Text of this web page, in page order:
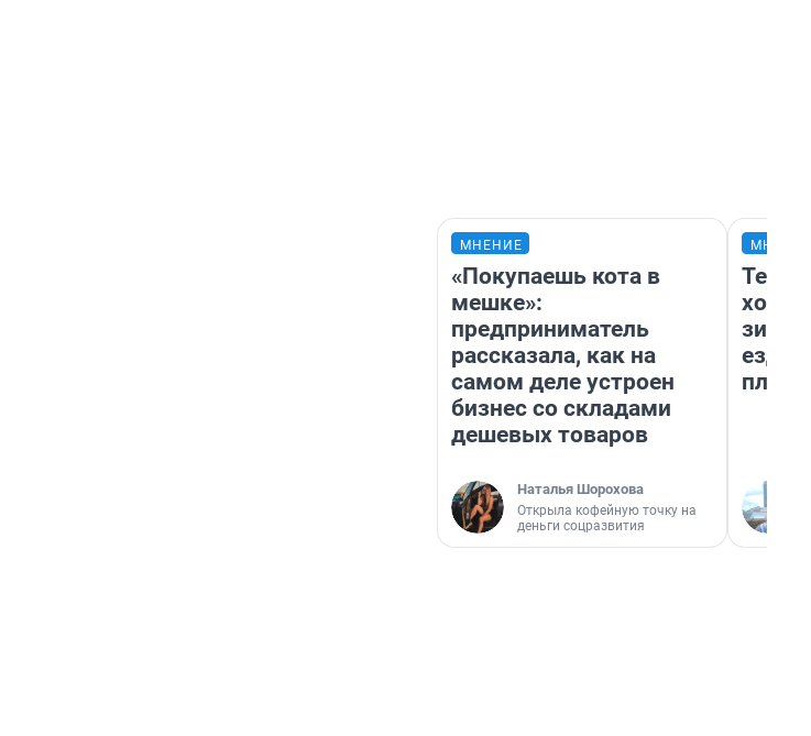
МНЕНИЕ
«Покупаешь кота в
мешке»:
предприниматель
рассказала, как на
самом деле устроен
бизнес со складами
дешевых товаров
Наталья Шорохова
Открыла кофейную точку на
деньги соцразвития
ездит